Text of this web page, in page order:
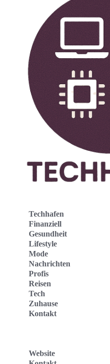
Techhafen
Finanziell
Gesundheit
Lifestyle
Mode
Nachrichten
Profis
Reisen
Tech
Zuhause
Kontakt
Website